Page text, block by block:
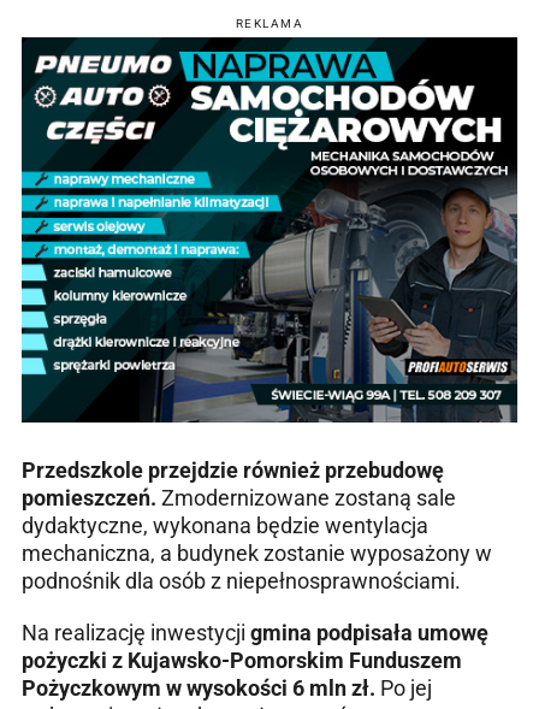
REKLAMA
Przedszkole przejdzie również przebudowę
pomieszczeń. Zmodernizowane zostaną sale
dydaktyczne, wykonana będzie wentylacja
mechaniczna, a budynek zostanie wyposażony w
podnośnik dla osób z niepełnosprawnościami.
Na realizację inwestycji gmina podpisała umowę
pożyczki z Kujawsko-Pomorskim Funduszem
Pożyczkowym w wysokości 6 mln zł. Po jej